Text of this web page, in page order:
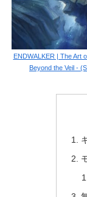
ENDWALKER | The Art
Beyond the Veil -